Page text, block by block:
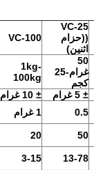
VC-25
((حزام
اثنين)
VC-100
50
غرام-25
كجم
1kg-
100kg
± 5 غرام
± 10 غرام
0.5
1 غرام
50
20
13-78
3-15